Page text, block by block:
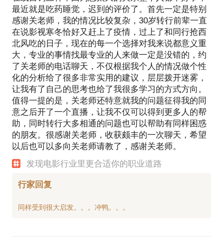
最近就是吃药睡觉，迟到的评价了。首先一定是特别
感谢关老师，我的情况比较复杂，30岁转行前辈一直
在说影视寒冬恰好又赶上了疫情，过上了和同行抢西
北风吃的日子，现在的每一个选择对我来说都意义重
大，专业的事情找最专业的人来做一定是没错的，约
了关老师的电话聊天，不仅根据我个人的情况做个性
化的分析给了很多非常实用的建议，层层拨开迷雾，
让我有了自己的思考也给了我很多学习的方式方向。
值得一提的是，关老师还特意就我的问题征得我的同
意之后开了一个直播，让我不仅可以得到更多人的帮
助，同时转行大多相通的问题也可以帮助有同样困惑
的朋友。很感谢关老师，收获颇丰的一次聊天，希望
以后也可以多向关老师请教了，感谢关老师。
发现电影行业里更合适你的职业道路
行家回复